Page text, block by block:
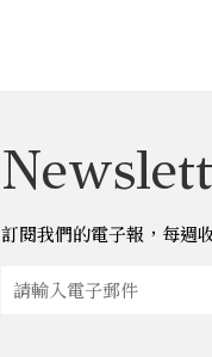
訂閱我們的電子報，每週